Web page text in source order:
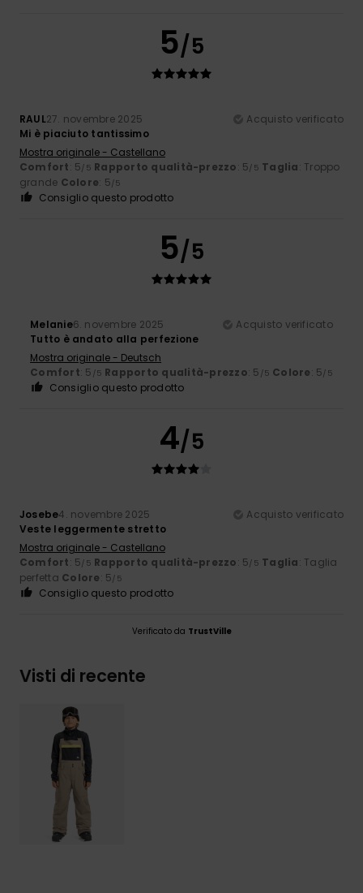
5/5
RAUL27. novembre 2025
Acquisto verificato
Mi è piaciuto tantissimo
Mostra originale - Castellano
Comfort: 5/5 Rapporto qualità-prezzo: 5/5 Taglia: Troppo
grande Colore: 5/5
Consiglio questo prodotto
5/5
Melanie6. novembre 2025
Acquisto verificato
Tutto è andato alla perfezione
Mostra originale - Deutsch
Comfort: 5 /5 Rapporto qualità-prezzo: 5 /5 Colore: 5/5
Consiglio questo prodotto
4/5
Josebe4. novembre 2025
Acquisto verificato
Veste leggermente stretto
Mostra originale - Castellano
Comfort: 5/5 Rapporto qualità-prezzo: 5/5 Taglia: Taglia
perfetta Colore: 5/5
Consiglio questo prodotto
Verificato da TrustVille
Visti di recente